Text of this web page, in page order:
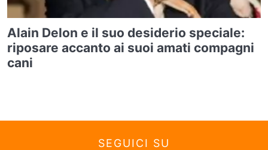
Alain Delon e il suo desiderio speciale:
riposare accanto ai suoi amati compagni
cani
SEGUICI SU